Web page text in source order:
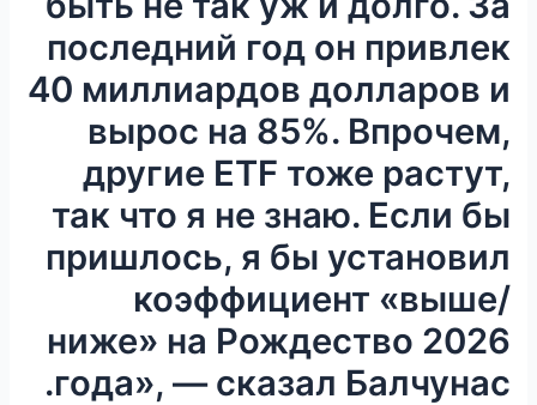
последний год он привлек
40 миллиардов долларов и
вырос на 85%. Впрочем,
другие ETF тоже растут,
так что я не знаю. Если бы
пришлось, я бы установил
коэффициент «выше/
ниже» на Рождество 2026
года», — сказал Балчунас.